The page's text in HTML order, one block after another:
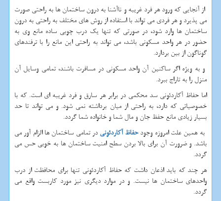
از آنجایی که ورود هر فرد غریبه و ناآشنا به درون ساختمان ها به راحتی صورت
می پذیرد و هر فردی می تواند با استفاده از روش های مختلف به راحتی به درون
ساختمان ها وارد شود، در صورتی که تنها یک درب چوبی ساده مانع وی به
حضور در هر واحد مسکونی باشد، می تواند به راحتی این مانع را با ترفندهای
گوناگون از بین بردارد.
و به ویژه اگر ساکنین آن واحد مسکونی در مسافرت باشند، تمامی وسایل آن
منزل را به تاراج ببرد.
اما حفاظ آکاردئونی سد محکمی در برابر هر سارق و فرد غریبه ای است. که با
خصوصیاتی که دارد، به راحتی از میان برداشته نمی شود. و می تواند تا حد
بسیار زیادی مانع حفظ جان و مال شما و خانواده شما گردد.
به همین علت امروزه وجودحفاظ آکاردئونی در تمامی ساختمان ها الزام آور می
باشد. و ضرورت آن برای بالا بردن سطح امنیت ساختمان ها به خوبی حس می
گردد.
هر چند که باید اذعان داشت که حفاظ آکاردئونی تنها برای محافظت از درب
واحدهای ساختمان ها نیست. و در موارد دیگری نیز مورد کاربست واقع می
گردد.